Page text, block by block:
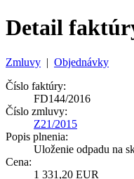
Detail
Zmluvy | Objednávky
Číslo faktúry:
FD144/2016
Číslo zmluvy:
Z21/2015
Popis plnenia:
Uloženie odpadu na
Cena:
1 331,20 EUR